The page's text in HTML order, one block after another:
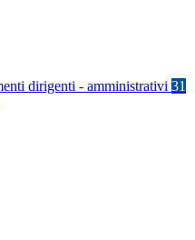
dirigenti - amministrativi 31